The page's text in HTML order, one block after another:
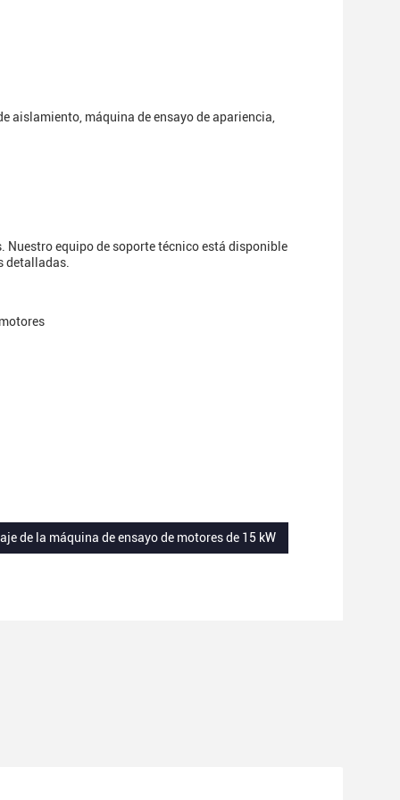
aislamiento, máquina de ensayo de apariencia,
Nuestro equipo de soporte técnico está disponible
detalladas.
de la máquina de ensayo de motores de 15 kW